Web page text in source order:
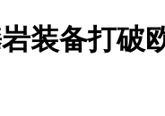
装备打破